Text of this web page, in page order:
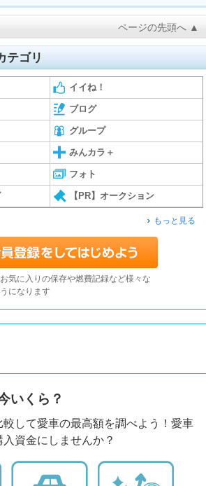
ページの先頭へ ▲
テゴリ
イイね！
ブログ
グループ
みんカラ＋
フォト
【PR】オークション
もっと見る
気に入りの保存や燃費記録など様々な
になります
いくら？
して愛車の最高額を調べよう！愛車
資金にしませんか？